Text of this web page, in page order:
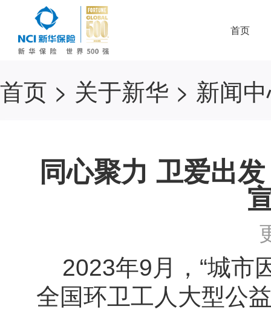
首页
首页 > 关于新华 > 新闻
同心聚力 卫爱出
2023年9月，“城
全国环卫工人大型公